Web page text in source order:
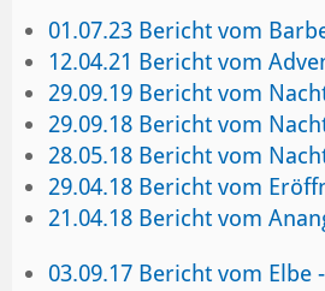
01.07.23 Bericht vom
12.04.21 Bericht vom
29.09.19 Bericht vom
29.09.18 Bericht vom
28.05.18 Bericht vom
29.04.18 Bericht vom
21.04.18 Bericht vom
03.09.17 Bericht vom Elbe